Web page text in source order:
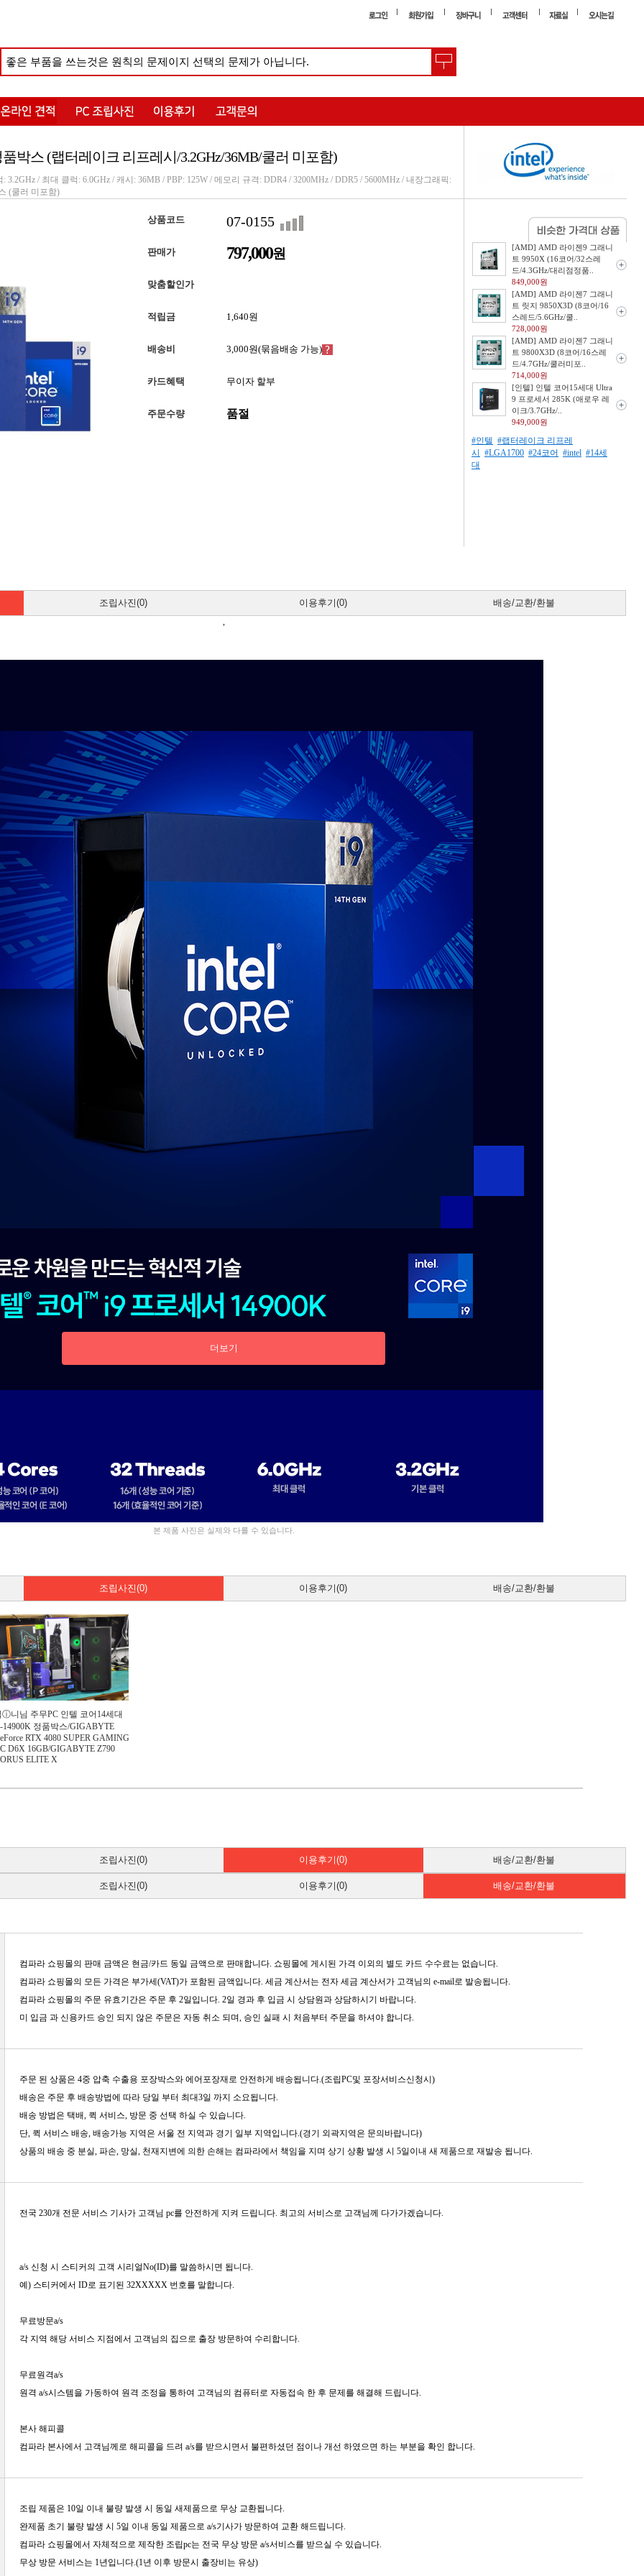
박스 (랩터레이크 리프레시/3.2GHz/36MB/쿨러 미포함)
3.2GHz / 최대 클럭: 6.0GHz / 캐시: 36MB / PBP: 125W / 메모리 규격: DDR4 / 3200MHz / DDR5 / 5600MHz / 내장그래픽:
(쿨러 미포함)
상품코드 07-0155
판매가 797,000원
맞춤할인가
적립금 1,640원
배송비 3,000원(묶음배송 가능)
카드혜택 무이자 할부
주문수량 품절
[AMD] AMD 라이젠9 그래니
트 9950X (16코어/32스레
드/4.3GHz/대리점정품..
849,000원
[AMD] AMD 라이젠7 그래니
트 릿지 9850X3D (8코어/16
스레드/5.6GHz/쿨..
728,000원
[AMD] AMD 라이젠7 그래니
트 9800X3D (8코어/16스레
드/4.7GHz/쿨러미포..
714,000원
[인텔] 인텔 코어15세대 Ultra
9 프로세서 285K (애로우 레
이크/3.7GHz/..
949,000원
#인텔 #랩터레이크 리프레
시
#LGA1700 #24코어 #intel #14세
대
조립사진(0) 이용후기(0) 배송/교환/환불
,
더보기
본 제품 사진은 실제와 다를 수 있습니다.
조립사진(0) 이용후기(0) 배송/교환/환불
ⓘ니님 주무PC 인텔 코어14세대
14900K 정품박스/GIGABYTE
RTX 4080 SUPER GAMING
D6X 16GB/GIGABYTE Z790
ELITE X
조립사진(0) 이용후기(0) 배송/교환/환불
조립사진(0) 이용후기(0) 배송/교환/환불
컴파라 쇼핑몰의 판매 금액은 현금/카드 동일 금액으로 판매합니다. 쇼핑몰에 게시된 가격 이외의 별도 카드 수수료는 없습니다.
컴파라 쇼핑몰의 모든 가격은 부가세(VAT)가 포함된 금액입니다. 세금 계산서는 전자 세금 계산서가 고객님의 e-mail로 발송됩니다.
컴파라 쇼핑몰의 주문 유효기간은 주문 후 2일입니다. 2일 경과 후 입금 시 상담원과 상담하시기 바랍니다.
미 입금 과 신용카드 승인 되지 않은 주문은 자동 취소 되며, 승인 실패 시 처음부터 주문을 하셔야 합니다.
주문 된 상품은 4중 압축 수출용 포장박스와 에어포장재로 안전하게 배송됩니다.(조립PC및 포장서비스신청시)
배송은 주문 후 배송방법에 따라 당일 부터 최대3일 까지 소요됩니다.
배송 방법은 택배, 퀵 서비스, 방문 중 선택 하실 수 있습니다.
단, 퀵 서비스 배송, 배송가능 지역은 서울 전 지역과 경기 일부 지역입니다.(경기 외곽지역은 문의바랍니다)
상품의 배송 중 분실, 파손, 망실, 천재지변에 의한 손해는 컴파라에서 책임을 지며 상기 상황 발생 시 5일이내 새 제품으로 재발송 됩니다.
전국 230개 전문 서비스 기사가 고객님 pc를 안전하게 지켜 드립니다. 최고의 서비스로 고객님께 다가가겠습니다.
a/s 신청 시 스티커의 고객 시리얼No(ID)를 말씀하시면 됩니다.
예) 스티커에서 ID로 표기된 32XXXXX 번호를 말합니다.
무료방문a/s
각 지역 해당 서비스 지점에서 고객님의 집으로 출장 방문하여 수리합니다.
무료원격a/s
원격 a/s시스템을 가동하여 원격 조정을 통하여 고객님의 컴퓨터로 자동접속 한 후 문제를 해결해 드립니다.
본사 해피콜
컴파라 본사에서 고객님께로 해피콜을 드려 a/s를 받으시면서 불편하셨던 점이나 개선 하였으면 하는 부분을 확인 합니다.
조립 제품은 10일 이내 불량 발생 시 동일 새제품으로 무상 교환됩니다.
완제품 초기 불량 발생 시 5일 이내 동일 제품으로 a/s기사가 방문하여 교환 해드립니다.
컴파라 쇼핑몰에서 자체적으로 제작한 조립pc는 전국 무상 방문 a/s서비스를 받으실 수 있습니다.
무상 방문 서비스는 1년입니다.(1년 이후 방문시 출장비는 유상)